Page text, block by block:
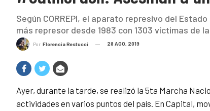
Según CORREPI, el aparato represivo del
más represor desde 1983 con 1303 víctimas de
Por Florencia Restucci 28 AGO, 2019
Ayer, durante la tarde, se realizó la 5ta Marcha
actividades en varios puntos del país. En Capital,